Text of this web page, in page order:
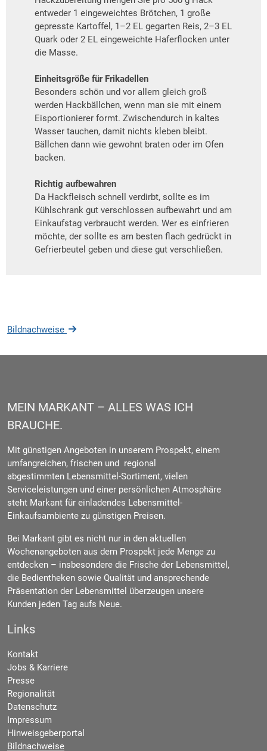
entweder 1 eingeweichtes Brötchen, 1 große
gepresste Kartoffel, 1–2 EL gegarten Reis, 2–3 EL
Quark oder 2 EL eingeweichte Haferflocken unter
die Masse.
Einheitsgröße für Frikadellen
Besonders schön und vor allem gleich groß
werden Hackbällchen, wenn man sie mit einem
Eisportionierer formt. Zwischendurch in kaltes
Wasser tauchen, damit nichts kleben bleibt.
Bällchen dann wie gewohnt braten oder im Ofen
backen.
Richtig aufbewahren
Da Hackfleisch schnell verdirbt, sollte es im
Kühlschrank gut verschlossen aufbewahrt und am
Einkaufstag verbraucht werden. Wer es einfrieren
möchte, der sollte es am besten flach gedrückt in
Gefrierbeutel geben und diese gut verschließen.
Bildnachweise
MEIN MARKANT – ALLES WAS ICH
BRAUCHE.
Mit günstigen Angeboten in unserem Prospekt, einem
umfangreichen, frischen und regional
abgestimmten Lebensmittel-Sortiment, vielen
Serviceleistungen und einer persönlichen Atmosphäre
steht Markant für einladendes Lebensmittel-
Einkaufsambiente zu günstigen Preisen.
Bei Markant gibt es nicht nur in den aktuellen
Wochenangeboten aus dem Prospekt jede Menge zu
entdecken – insbesondere die Frische der Lebensmittel,
die Bedientheken sowie Qualität und ansprechende
Präsentation der Lebensmittel überzeugen unsere
Kunden jeden Tag aufs Neue.
Links
Kontakt
Jobs & Karriere
Presse
Regionalität
Datenschutz
Impressum
Hinweisgeberportal
Bildnachweise